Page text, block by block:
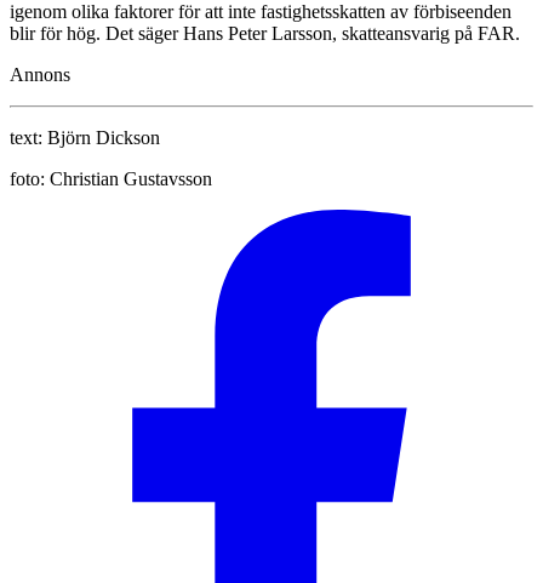
igenom olika faktorer för att inte fastighetsskatten av förbiseenden
blir för hög. Det säger Hans Peter Larsson, skatteansvarig på FAR.
Annons
text: Björn Dickson
foto: Christian Gustavsson